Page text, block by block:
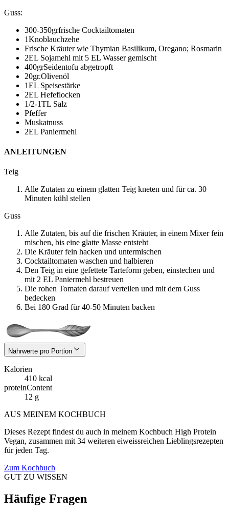
Guss:
300-350grfrische Cocktailtomaten
1Knoblauchzehe
Frische Kräuter wie Thymian Basilikum, Oregano; Rosmarin
2EL Sojamehl mit 5 EL Wasser gemischt
400grSeidentofu abgetropft
20gr.Olivenöl
1EL Speisestärke
2EL Hefeflocken
1/2-1TL Salz
Pfeffer
Muskatnuss
2EL Paniermehl
ANLEITUNGEN
Teig
Alle Zutaten zu einem glatten Teig kneten und für ca. 30
Minuten kühl stellen
Guss
Alle Zutaten, bis auf die frischen Kräuter, in einem Mixer fein
mischen, bis eine glatte Masse entsteht
Die Kräuter fein hacken und untermischen
Cocktailtomaten waschen und halbieren
Den Teig in eine gefettete Tarteform geben, einstechen und
mit 2 EL Paniermehl bestreuen
Die rohen Tomaten darauf verteilen und mit dem Guss
bedecken
Bei 180 Grad für 40-50 Minuten backen
Nährwerte pro Portion
Kalorien
410 kcal
proteinContent
12 g
AUS MEINEM KOCHBUCH
Dieses Rezept findest du auch in meinem Kochbuch High Protein
Vegan, zusammen mit 34 weiteren eiweissreichen Lieblingsrezepten
für jeden Tag.
Zum Kochbuch
GUT ZU WISSEN
Häufige Fragen